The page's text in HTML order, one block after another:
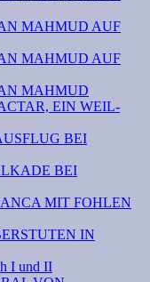
MAHMUD AUF
MAHMUD AUF
MAHMUD
EIN WEIL-
BEI
BEI
MIT FOHLEN
IN
I und II